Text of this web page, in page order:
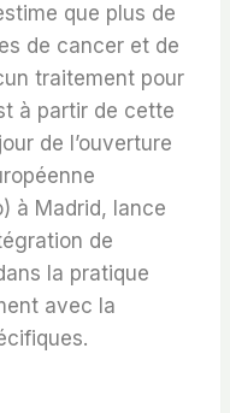
que plus de
de cancer et de
traitement pour
à partir de cette
de l’ouverture
à Madrid, lance
de
la pratique
avec la